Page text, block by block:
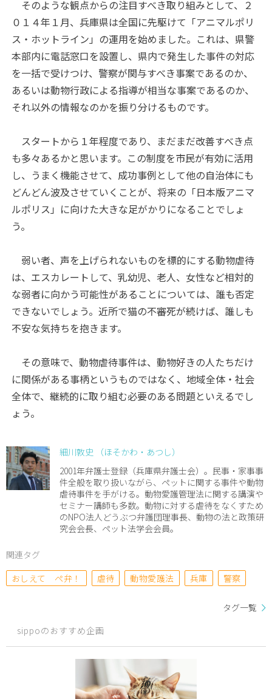
そのような観点からの注目すべき取り組みとして、２
０１４年１月、兵庫県は全国に先駆けて「アニマルポリ
ス・ホットライン」の運用を始めました。これは、県警
本部内に電話窓口を設置し、県内で発生した事件の対応
を一括で受けつけ、警察が関与すべき事案であるのか、
あるいは動物行政による指導が相当な事案であるのか、
それ以外の情報なのかを振り分けるものです。
スタートから１年程度であり、まだまだ改善すべき点
も多々あるかと思います。この制度を市民が有効に活用
し、うまく機能させて、成功事例として他の自治体にも
どんどん波及させていくことが、将来の「日本版アニマ
ルポリス」に向けた大きな足がかりになることでしょ
う。
弱い者、声を上げられないものを標的にする動物虐待
は、エスカレートして、乳幼児、老人、女性など相対的
な弱者に向かう可能性があることについては、誰も否定
できないでしょう。近所で猫の不審死が続けば、誰しも
不安な気持ちを抱きます。
その意味で、動物虐待事件は、動物好きの人たちだけ
に関係がある事柄というものではなく、地域全体・社会
全体で、継続的に取り組む必要のある問題といえるでし
ょう。
細川敦史 （ほそかわ・あつし）
2001年弁護士登録（兵庫県弁護士会）。民事・家事事
件全般を取り扱いながら、ペットに関する事件や動物
虐待事件を手がける。動物愛護管理法に関する講演や
セミナー講師も多数。動物に対する虐待をなくすため
のNPO法人どうぶつ弁護団理事長、動物の法と政策研
究会会長、ペット法学会会員。
関連タグ
おしえて ぺ弁！
虐待 動物愛護法 兵庫 警察
タグ一覧
sippoのおすすめ企画